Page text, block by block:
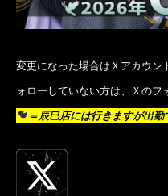
変更になった場合はＸアカウン
ォローしていない方は、Ｘのフ
＝辰巳店には行きますが出勤